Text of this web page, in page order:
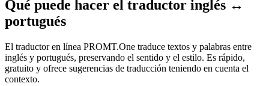
Qué puede hacer el traductor inglés ↔
portugués
El traductor en línea PROMT.One traduce textos y palabras entre
inglés y portugués, preservando el sentido y el estilo. Es rápido,
gratuito y ofrece sugerencias de traducción teniendo en cuenta el
contexto.